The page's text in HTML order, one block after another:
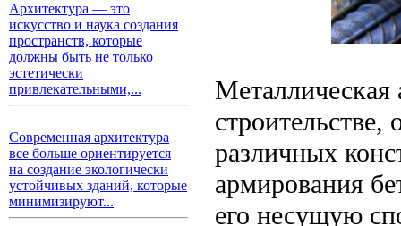
Архитектура — это
искусство и наука создания
пространств, которые
должны быть не только
эстетически
привлекательными,...
Современная архитектура
все больше ориентируется
на создание экологически
устойчивых зданий, которые
минимизируют...
Металлическая
строительстве,
различных
армирования
его несущую